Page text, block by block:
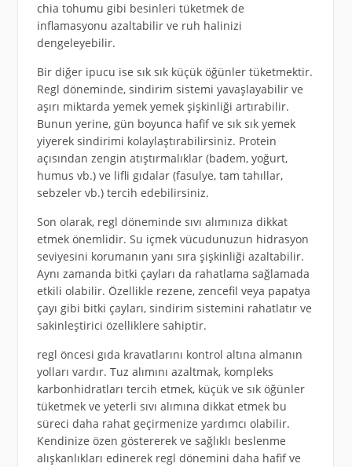
chia tohumu gibi besinleri tüketmek de
inflamasyonu azaltabilir ve ruh halinizi
dengeleyebilir.
Bir diğer ipucu ise sık sık küçük öğünler tüketmektir.
Regl döneminde, sindirim sistemi yavaşlayabilir ve
aşırı miktarda yemek yemek şişkinliği artırabilir.
Bunun yerine, gün boyunca hafif ve sık sık yemek
yiyerek sindirimi kolaylaştırabilirsiniz. Protein
açısından zengin atıştırmalıklar (badem, yoğurt,
humus vb.) ve lifli gıdalar (fasulye, tam tahıllar,
sebzeler vb.) tercih edebilirsiniz.
Son olarak, regl döneminde sıvı alımınıza dikkat
etmek önemlidir. Su içmek vücudunuzun hidrasyon
seviyesini korumanın yanı sıra şişkinliği azaltabilir.
Aynı zamanda bitki çayları da rahatlama sağlamada
etkili olabilir. Özellikle rezene, zencefil veya papatya
çayı gibi bitki çayları, sindirim sistemini rahatlatır ve
sakinleştirici özelliklere sahiptir.
regl öncesi gıda kravatlarını kontrol altına almanın
yolları vardır. Tuz alımını azaltmak, kompleks
karbonhidratları tercih etmek, küçük ve sık öğünler
tüketmek ve yeterli sıvı alımına dikkat etmek bu
süreci daha rahat geçirmenize yardımcı olabilir.
Kendinize özen göstererek ve sağlıklı beslenme
alışkanlıkları edinerek regl dönemini daha hafif ve